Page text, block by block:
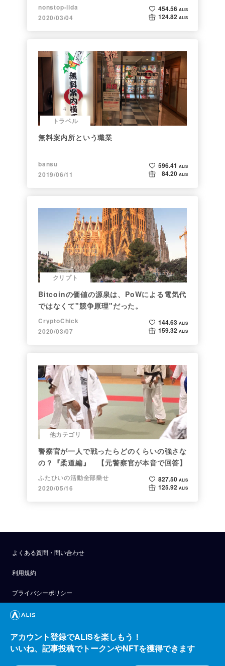
nonstop-iida
2020/03/04
454.56 ALIS
124.82 ALIS
トラベル
無料案内所という職業
bansu
2019/06/11
596.41 ALIS
84.20 ALIS
クリプト
Bitcoinの価値の源泉は、PoWによる電気代
ではなくて"競争原理"だった。
CryptoChick
2020/03/07
144.63 ALIS
159.32 ALIS
他カテゴリ
警察官が一人で戦ったらどのくらいの強さな
の？『柔道編』 【元警察官が本音で回答】
ふたひいの活動全部乗せ
2020/05/16
827.50 ALIS
125.92 ALIS
よくある質問・問い合わせ
利用規約
プライバシーポリシー
公式アナウンス
技術ブログ
API
アカウント登録でALISを楽しもう！
いいね、記事投稿でトークンやNFTを獲得できます